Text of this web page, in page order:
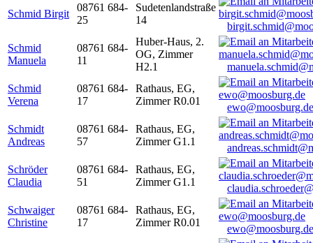
Schmid Birgit
08761 684-
25
Sudetenlandstraße
14
Schmid
Manuela
08761 684-
11
Huber-Haus, 2.
OG, Zimmer
H2.1
Schmid
Verena
08761 684-
17
Rathaus, EG,
Zimmer R0.01
ewo@moosburg.de
Schmidt
Andreas
08761 684-
57
Rathaus, EG,
Zimmer G1.1
Schröder
Claudia
08761 684-
51
Rathaus, EG,
Zimmer G1.1
Schwaiger
Christine
08761 684-
17
Rathaus, EG,
Zimmer R0.01
ewo@moosburg.de